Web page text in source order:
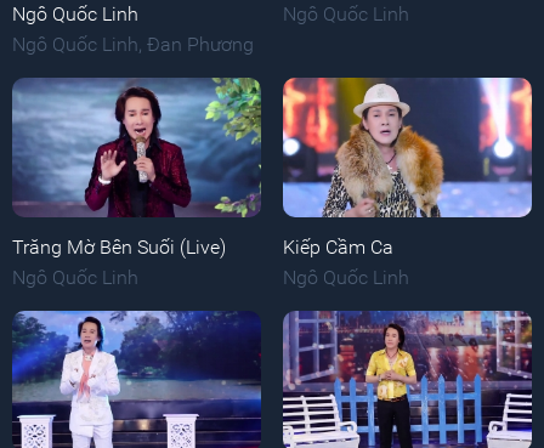
Ngô Quốc Linh
Ngô Quốc Linh Đan Phương
Ngô Quốc Linh
Trăng Mờ Bên Suối (Live)
Ngô Quốc Linh
Kiếp Cầm Ca
Ngô Quốc Linh